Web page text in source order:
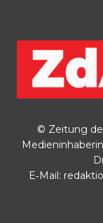
© Zeitung
E‑Mail: